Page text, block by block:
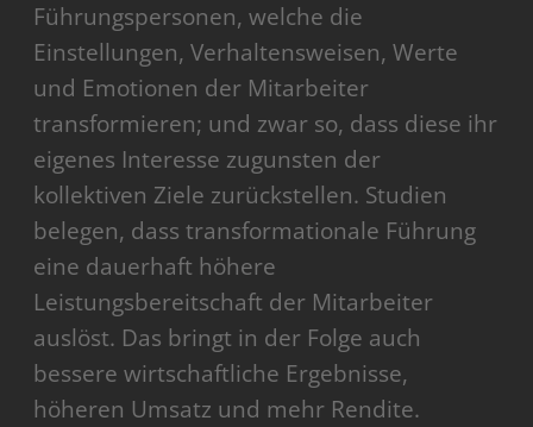
Führungspersonen, welche die
Einstellungen, Verhaltensweisen, Werte
und Emotionen der Mitarbeiter
transformieren; und zwar so, dass diese ihr
eigenes Interesse zugunsten der
kollektiven Ziele zurückstellen. Studien
belegen, dass transformationale Führung
eine dauerhaft höhere
Leistungsbereitschaft der Mitarbeiter
auslöst. Das bringt in der Folge auch
bessere wirtschaftliche Ergebnisse,
höheren Umsatz und mehr Rendite.